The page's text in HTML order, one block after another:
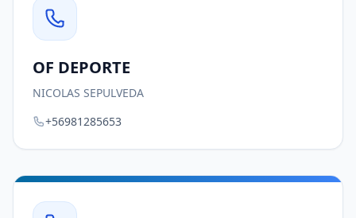
OF DEPORTE
NICOLAS SEPULVEDA
+56981285653